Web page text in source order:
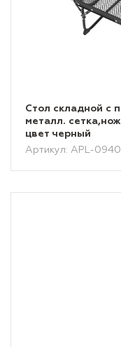
Стол складной с
металл.
цвет черный
Артикул: APL-0940